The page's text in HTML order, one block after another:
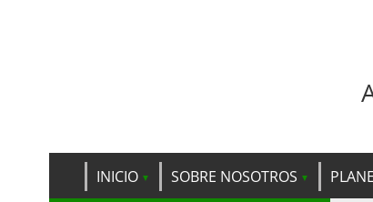
INICIO SOBRE NOSOTROS